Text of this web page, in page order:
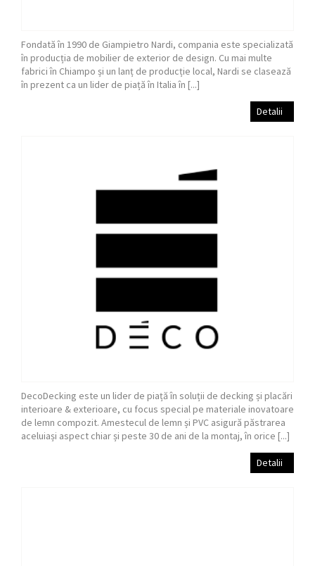
Fondată în 1990 de Giampietro Nardi, compania este specializată
în producția de mobilier de exterior de design. Cu mai multe
fabrici în Chiampo și un lanț de producție local, Nardi se clasează
în prezent ca un lider de piață în Italia în [...]
Detalii
DecoDecking este un lider de piață în soluții de decking și placări
interioare & exterioare, cu focus special pe materiale inovatoare
de lemn compozit. Amestecul de lemn și PVC asigură păstrarea
aceluiași aspect chiar și peste 30 de ani de la montaj, în orice [...]
Detalii